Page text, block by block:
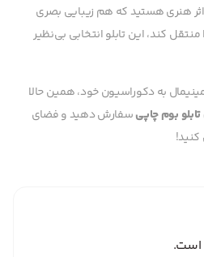
هنری هستید که هم زیبایی بصری
کند، این تابلو انتخابی بی‌نظیر
به دکوراسیون خود، همین حالا
بوم چاپیسفارش دهید و فضای
است.